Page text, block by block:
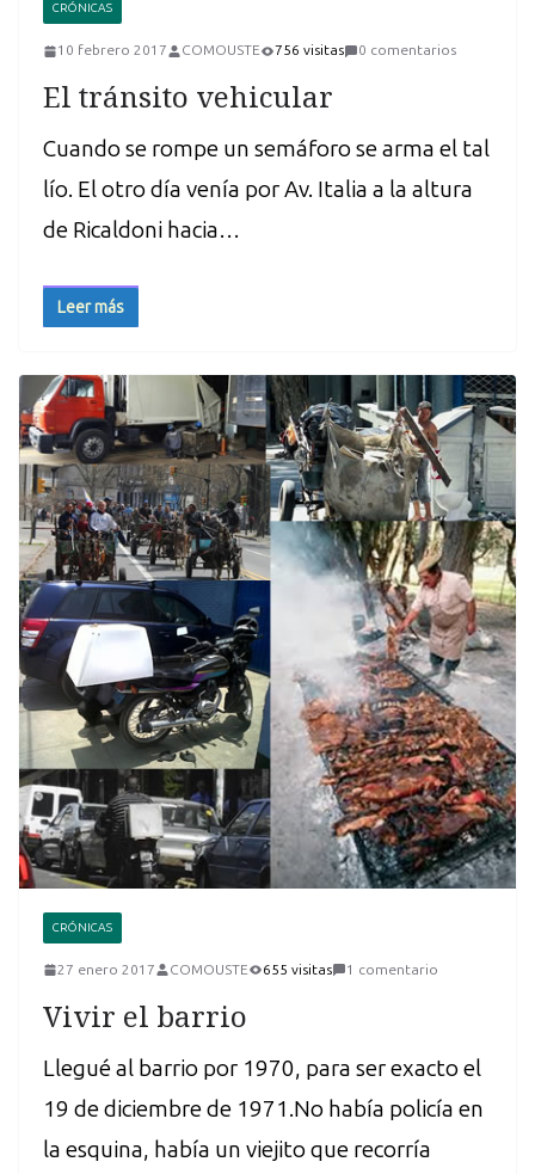
CRÓNICAS
10 febrero 2017 COMOUSTE 756 visitas 0 comentarios
El tránsito vehicular
Cuando se rompe un semáforo se arma el tal
lío. El otro día venía por Av. Italia a la altura
de Ricaldoni hacia…
Leer más
CRÓNICAS
27 enero 2017 COMOUSTE 655 visitas 1 comentario
Vivir el barrio
Llegué al barrio por 1970, para ser exacto el
19 de diciembre de 1971.No había policía en
la esquina, había un viejito que recorría